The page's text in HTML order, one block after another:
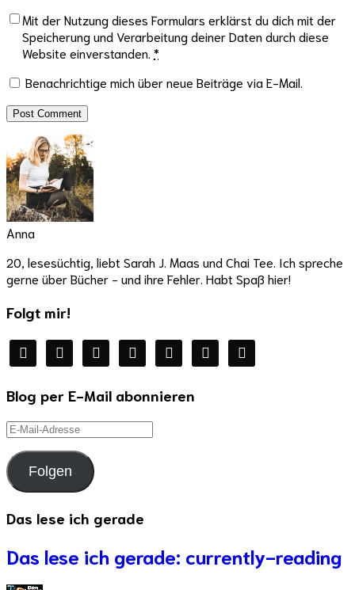
Mit der Nutzung dieses Formulars erklärst du dich mit der
Speicherung und Verarbeitung deiner Daten durch diese
Website einverstanden. *
Benachrichtige mich über neue Beiträge via E-Mail.
Anna
20, lesesüchtig, liebt Sarah J. Maas und Chai Tee. Ich spreche
gerne über Bücher - und ihre Fehler. Habt Spaß hier!
Folgt mir!
facebooktwitter instagramyoutubemail wordpressgoodreads
Blog per E-Mail abonnieren
E-
Mail-
Adresse
Folgen
Das lese ich gerade
Das lese ich gerade: currently-reading